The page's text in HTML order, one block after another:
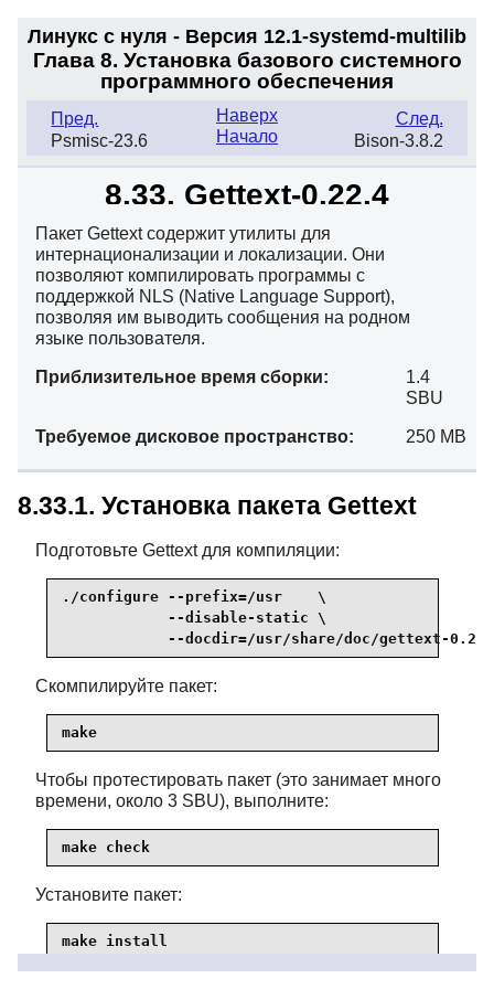
Линукс с нуля - Версия 12.1-systemd-multilib
Глава 8. Установка базового системного
программного обеспечения
Пред.
Psmisc-23.6
След.
Bison-3.8.2
Наверх
Начало
8.33. Gettext-0.22.4
Пакет Gettext содержит утилиты для
интернационализации и локализации. Они
позволяют компилировать программы с
поддержкой NLS (Native Language Support),
позволяя им выводить сообщения на родном
языке пользователя.
Приблизительное время сборки:
1.4
SBU
Требуемое дисковое пространство: 250 MB
8.33.1. Установка пакета Gettext
Подготовьте Gettext для компиляции:
./configure --prefix=/usr    \
            --disable-static \
--docdir=/usr/share/doc/gettext-
Скомпилируйте пакет:
make
Чтобы протестировать пакет (это занимает много
времени, около 3 SBU), выполните:
make check
Установите пакет:
make install